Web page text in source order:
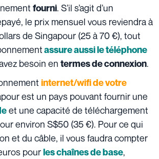
fourni. S’il s’agit d’un
le prix mensuel vous reviendra à
de Singapour (25 à 70 €), tout
assure aussi le téléphone
besoin en termes de connexion.
internet/wifi de votre
est un pays pouvant fournir une
et une capacité de téléchargement
environ S$50 (35 €). Pour ce qui
et du câble, il vous faudra compter
pourles chaînes de base,